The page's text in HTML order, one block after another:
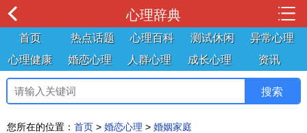
心理辞典
首页 热点话题 心理百科 测试休闲
异常心理
心理健康
婚恋心理 人群心理 成长心理 资讯
您所在的位置： 首页 > 婚恋心理 > 婚姻家庭